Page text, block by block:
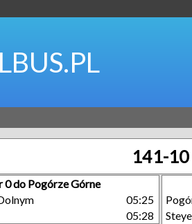
141-10
0 do Pogórze Górne
05:25
05:28